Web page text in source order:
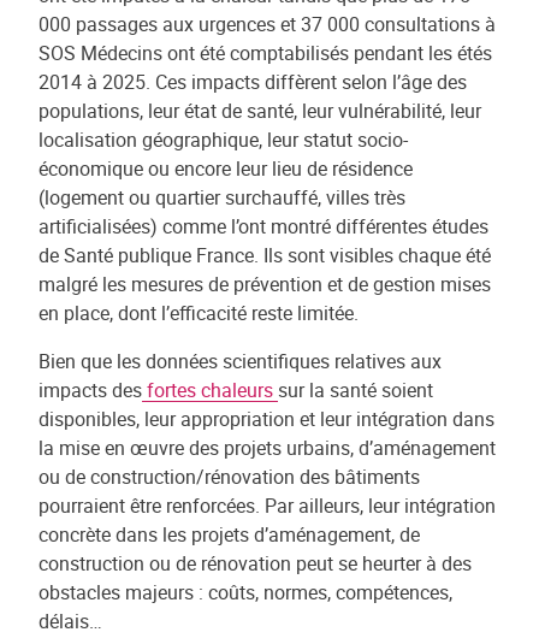
000 passages aux urgences et 37 000 consultations à
SOS Médecins ont été comptabilisés pendant les étés
2014 à 2025. Ces impacts diffèrent selon l’âge des
populations, leur état de santé, leur vulnérabilité, leur
localisation géographique, leur statut socio-
économique ou encore leur lieu de résidence
(logement ou quartier surchauffé, villes très
artificialisées) comme l’ont montré différentes études
de Santé publique France. Ils sont visibles chaque été
malgré les mesures de prévention et de gestion mises
en place, dont l’efficacité reste limitée.
Bien que les données scientifiques relatives aux
impacts desfortes chaleurs sur la santé soient
disponibles, leur appropriation et leur intégration dans
la mise en œuvre des projets urbains, d’aménagement
ou de construction/rénovation des bâtiments
pourraient être renforcées. Par ailleurs, leur intégration
concrète dans les projets d’aménagement, de
construction ou de rénovation peut se heurter à des
obstacles majeurs : coûts, normes, compétences,
délais…